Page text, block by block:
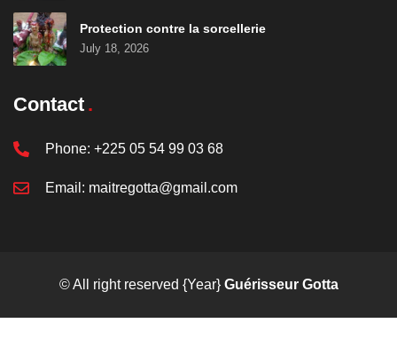
Protection contre la sorcellerie
July 18, 2026
Contact
Phone: +225 05 54 99 03 68
Email: maitregotta@gmail.com
© All right reserved {Year} Guérisseur Gotta